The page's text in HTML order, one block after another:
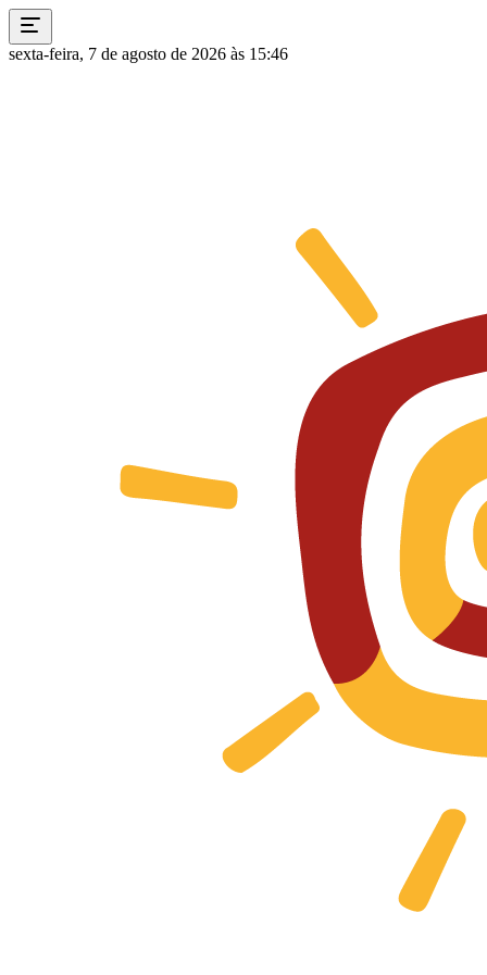
sexta-feira, 7 de agosto de 2026 às 15:46